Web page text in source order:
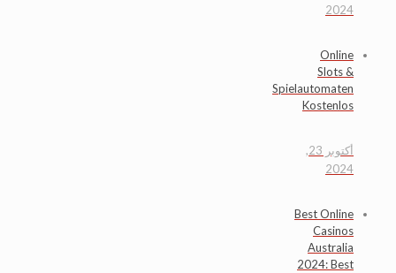
2024
Online
Slots &
Spielautomaten
Kostenlos
أكتوبر 23,
2024
Best Online
Casinos
Australia
2024: Best